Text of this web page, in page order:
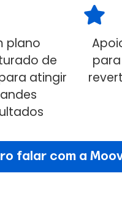
plano
de
atingir
falar com a